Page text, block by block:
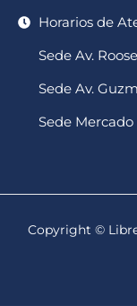
Horarios de
Sede Av.
Sede Av.
Sede
Copyright ©